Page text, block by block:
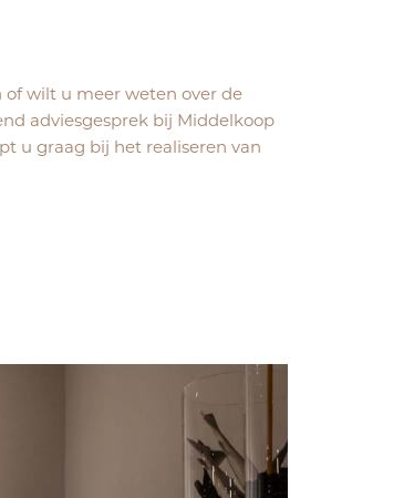
wilt u meer weten over de
adviesgesprek bij Middelkoop
u graag bij het realiseren van